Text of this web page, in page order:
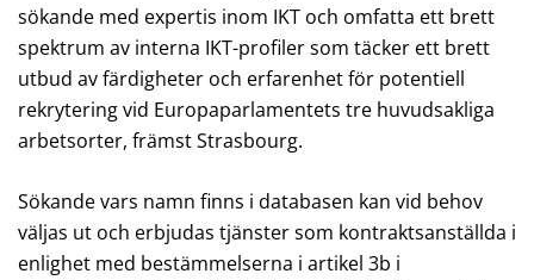
sökande med expertis inom IKT och omfatta ett brett
spektrum av interna IKT-profiler som täcker ett brett
utbud av färdigheter och erfarenhet för potentiell
rekrytering vid Europaparlamentets tre huvudsakliga
arbetsorter, främst Strasbourg.
Sökande vars namn finns i databasen kan vid behov
väljas ut och erbjudas tjänster som kontraktsanställda i
enlighet med bestämmelserna i artikel 3b i